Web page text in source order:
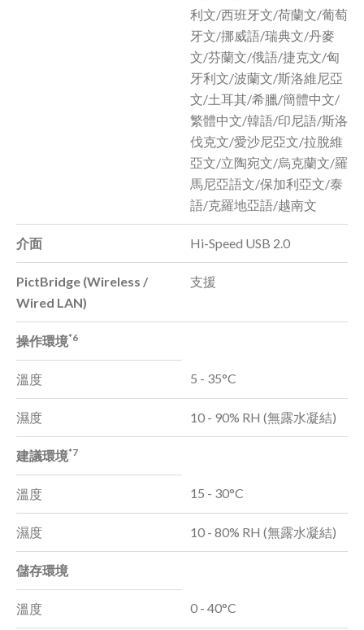
利文/西班牙文/荷蘭文/葡萄
牙文/挪威語/瑞典文/丹麥
文/芬蘭文/俄語/捷克文/匈
牙利文/波蘭文/斯洛維尼亞
文/土耳其/希臘/簡體中文/
繁體中文/韓語/印尼語/斯洛
伐克文/愛沙尼亞文/拉脫維
亞文/立陶宛文/烏克蘭文/羅
馬尼亞語文/保加利亞文/泰
語/克羅地亞語/越南文
介面 Hi-Speed USB 2.0
PictBridge (Wireless /
Wired LAN)
支援
操作環境*6
溫度 5 - 35°C
濕度 10 - 90% RH (無露水凝結)
建議環境*7
溫度 15 - 30°C
濕度 10 - 80% RH (無露水凝結)
儲存環境
溫度 0 - 40°C